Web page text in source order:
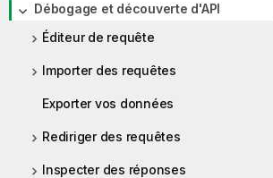
Débogage et découverte d'API
Éditeur de requête
Importer des requêtes
Exporter vos données
Rediriger des requêtes
Inspecter des réponses